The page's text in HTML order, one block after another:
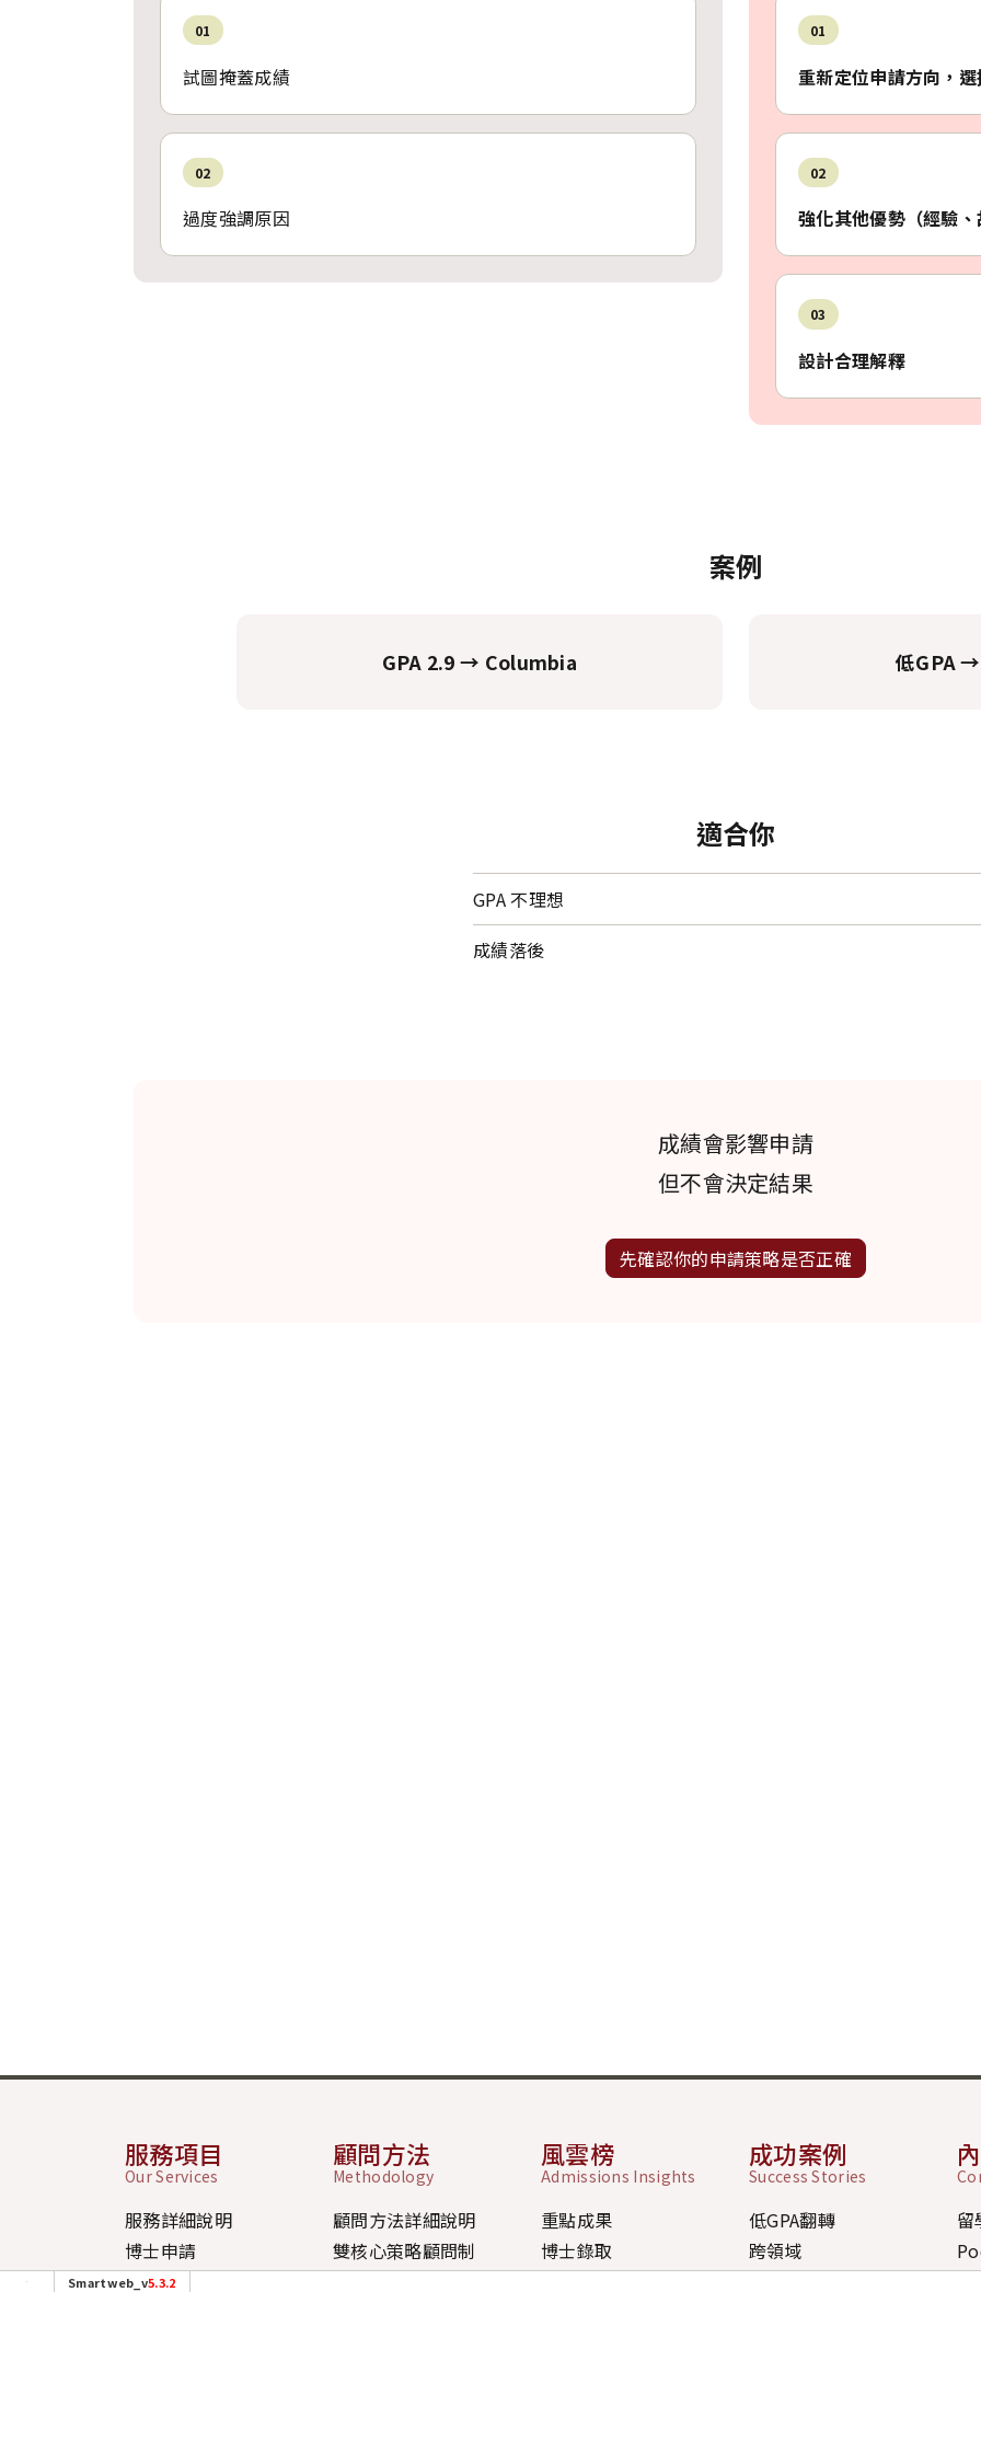
01
試圖掩蓋成績
02
過度強調原因
01
重新定位申請方向，
02
強化其他優勢（經驗
03
設計合理解釋
案例
GPA 2.9 → Columbia 低GPA
適合你
GPA 不理想
成績落後
成績會影響申請
但不會決定結果
先確認你的申請策略是否正確
服務項目
Our Services
服務詳細說明
博士申請
碩士申請
顧問方法
Methodology
顧問方法詳細說明
雙核心策略顧問制
風雲榜
Admissions Insights
重點成果
博士錄取
成功案例
Success Stories
低GPA翻轉
跨領域
留
Smartweb_v5.3.2